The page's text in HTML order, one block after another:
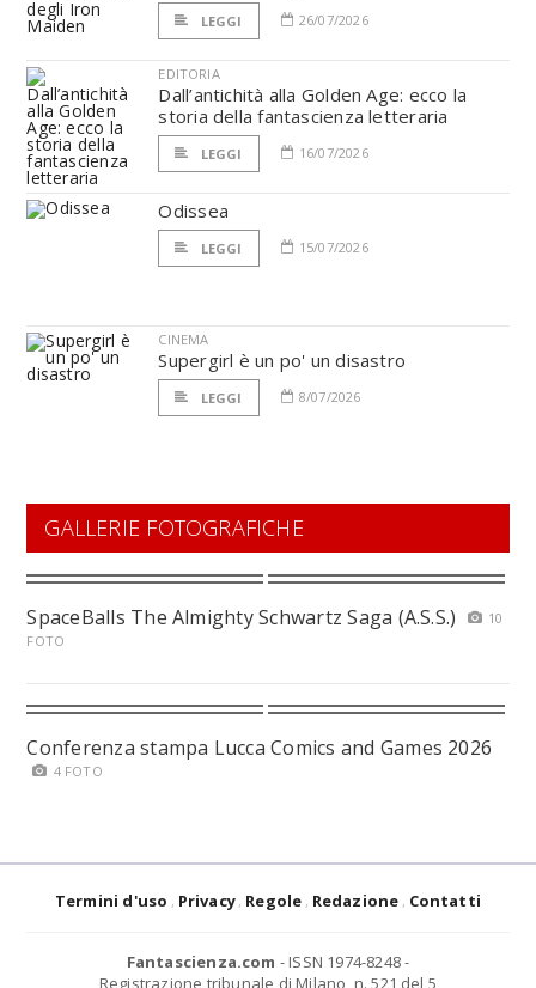
LEGGI 26/07/2026
EDITORIA
Dall’antichità alla Golden Age: ecco la
storia della fantascienza letteraria
LEGGI 16/07/2026
Odissea
LEGGI 15/07/2026
CINEMA
Supergirl è un po' un disastro
LEGGI 8/07/2026
GALLERIE FOTOGRAFICHE
SpaceBalls The Almighty Schwartz Saga (A.S.S.)
10
FOTO
Conferenza stampa Lucca Comics and Games 2026
4 FOTO
Termini d'uso Privacy Regole Redazione Contatti
Fantascienza.com - ISSN 1974-8248 -
Registrazione tribunale di Milano, n. 521 del 5